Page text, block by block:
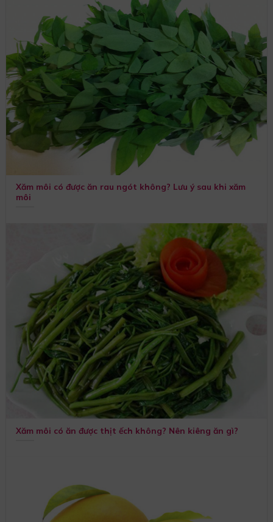
Xăm môi có được ăn rau ngót không? Lưu ý sau khi xăm
môi
Xăm môi có ăn được thịt ếch không? Nên kiêng ăn gì?